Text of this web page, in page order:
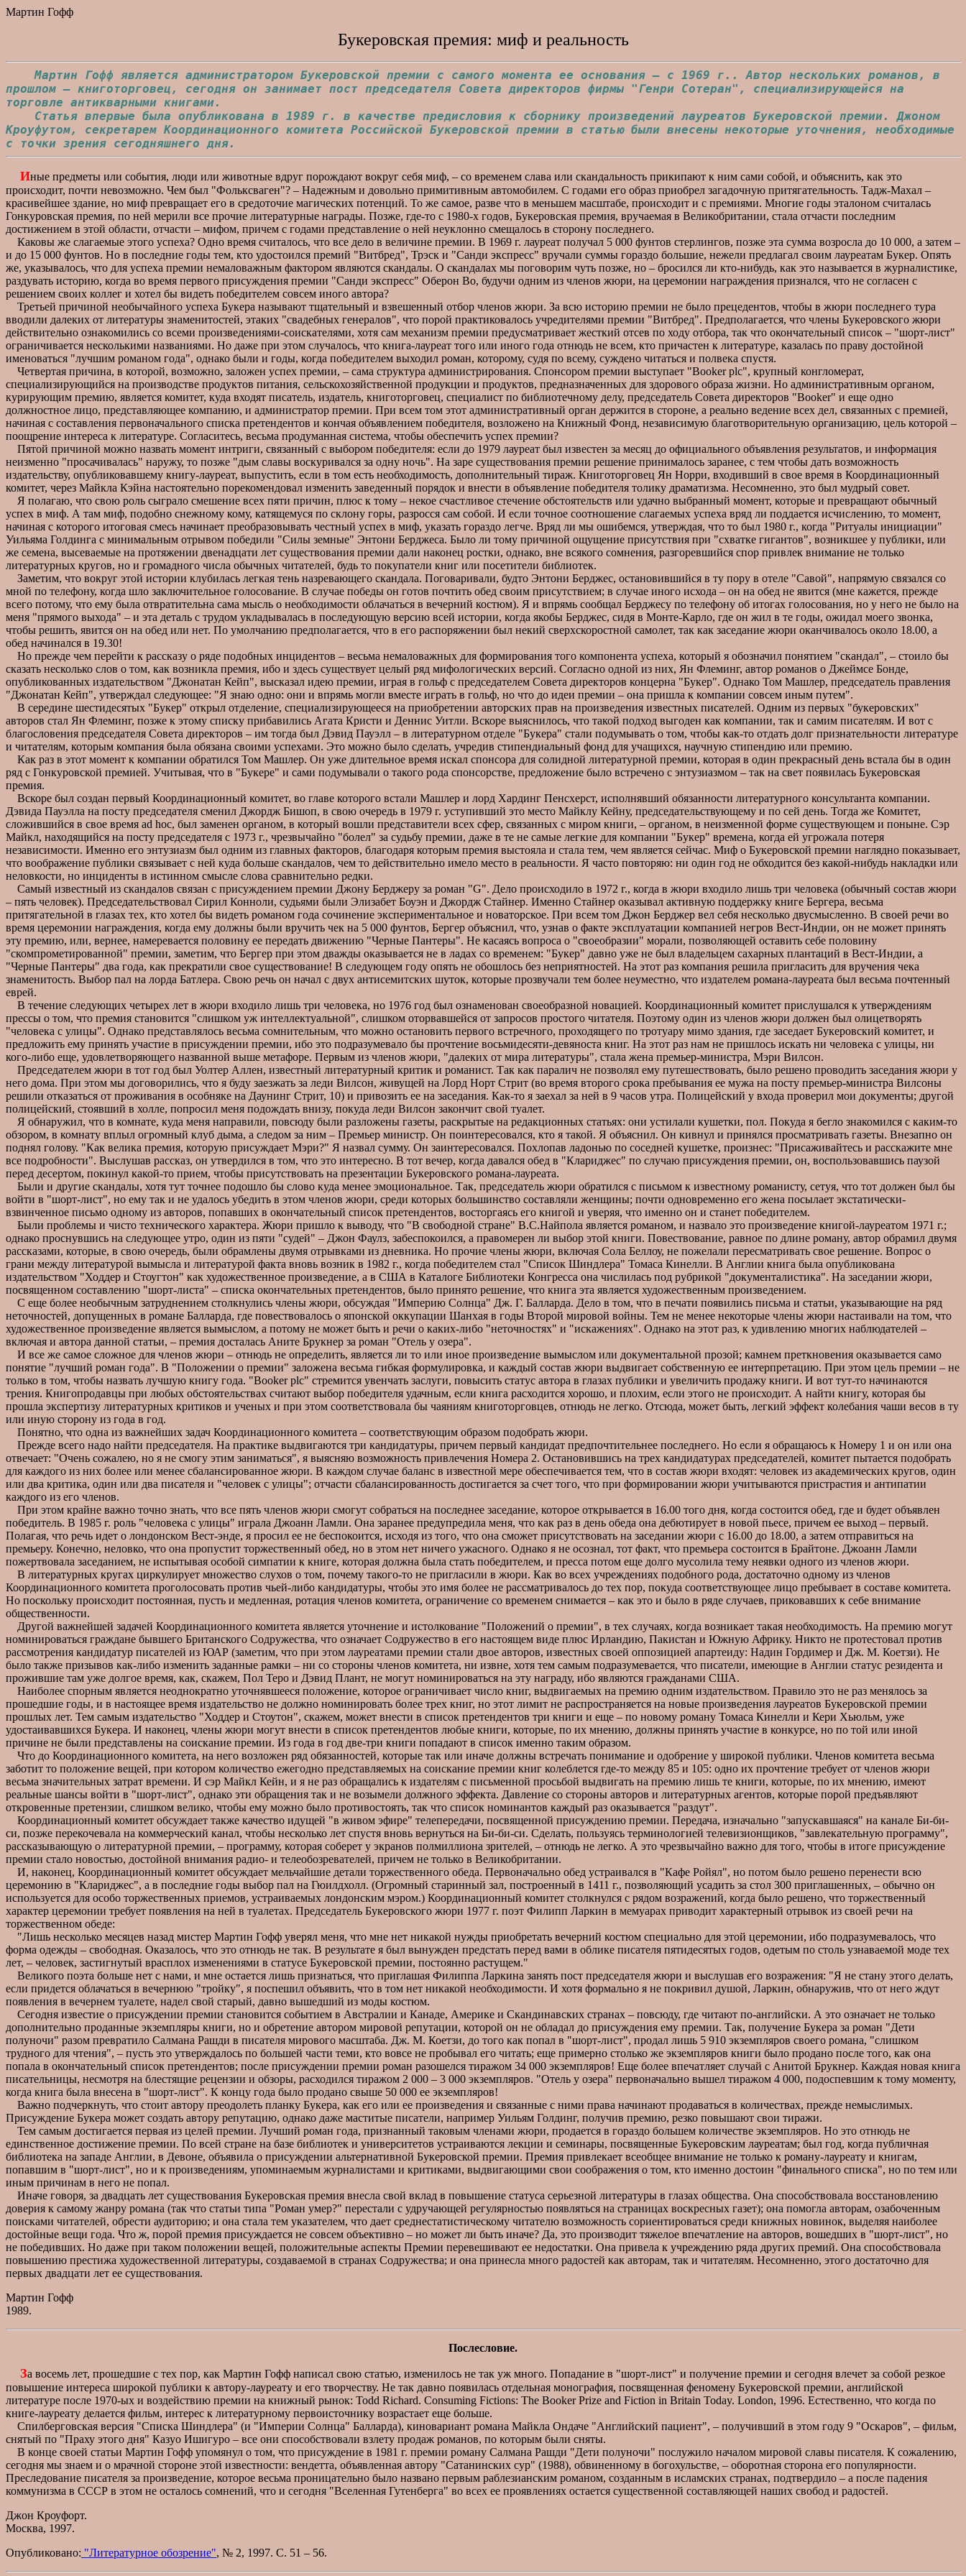
Мартин Гофф
Букеровская премия: миф и реальность
Мартин Гофф является администратором Букеровской премии с самого момента ее основания – с 1969 г.. Автор нескольких романов, в
прошлом – книготорговец, сегодня он занимает пост председателя Совета директоров фирмы "Генри Сотеран", специализирующейся на
торговле антикварными книгами.
Статья впервые была опубликована в 1989 г. в качестве предисловия к сборнику произведений лауреатов Букеровской премии. Джоном
Кроуфутом, секретарем Координационного комитета Российской Букеровской премии в статью были внесены некоторые уточнения, необходимые
с точки зрения сегодняшнего дня.
Иные предметы или события, люди или животные вдруг порождают вокруг себя миф, – со временем слава или скандальность прикипают к ним сами собой, и объяснить, как это
происходит, почти невозможно. Чем был "Фольксваген"? – Надежным и довольно примитивным автомобилем. С годами его образ приобрел загадочную притягательность. Тадж-Махал –
красивейшее здание, но миф превращает его в средоточие магических потенций. То же самое, разве что в меньшем масштабе, происходит и с премиями. Многие годы эталоном считалась
Гонкуровская премия, по ней мерили все прочие литературные награды. Позже, где-то с 1980-х годов, Букеровская премия, вручаемая в Великобритании, стала отчасти последним
достижением в этой области, отчасти – мифом, причем с годами представление о ней неуклонно смещалось в сторону последнего.
Каковы же слагаемые этого успеха? Одно время считалось, что все дело в величине премии. В 1969 г. лауреат получал 5 000 фунтов стерлингов, позже эта сумма возросла до 10 000, а затем –
и до 15 000 фунтов. Но в последние годы тем, кто удостоился премий "Витбред", Трэск и "Санди экспресс" вручали суммы гораздо большие, нежели предлагал своим лауреатам Букер. Опять
же, указывалось, что для успеха премии немаловажным фактором являются скандалы. О скандалах мы поговорим чуть позже, но – бросился ли кто-нибудь, как это называется в журналистике,
раздувать историю, когда во время первого присуждения премии "Санди экспресс" Оберон Во, будучи одним из членов жюри, на церемонии награждения признался, что не согласен с
решением своих коллег и хотел бы видеть победителем совсем иного автора?
Третьей причиной необычайного успеха Букера называют тщательный и взвешенный отбор членов жюри. За всю историю премии не было прецедентов, чтобы в жюри последнего тура
вводили далеких от литературы знаменитостей, этаких "свадебных генералов", что порой практиковалось учредителями премии "Витбред". Предполагается, что члены Букеровского жюри
действительно ознакомились со всеми произведениями-соискателями, хотя сам механизм премии предусматривает жесткий отсев по ходу отбора, так что окончательный список – "шорт-лист"
ограничивается несколькими названиями. Но даже при этом случалось, что книга-лауреат того или иного года отнюдь не всем, кто причастен к литературе, казалась по праву достойной
именоваться "лучшим романом года", однако были и годы, когда победителем выходил роман, которому, судя по всему, суждено читаться и полвека спустя.
Четвертая причина, в которой, возможно, заложен успех премии, – сама структура администрирования. Спонсором премии выступает "Booker plc", крупный конгломерат,
специализирующийся на производстве продуктов питания, сельскохозяйственной продукции и продуктов, предназначенных для здорового образа жизни. Но административным органом,
курирующим премию, является комитет, куда входят писатель, издатель, книготорговец, специалист по библиотечному делу, председатель Совета директоров "Booker" и еще одно
должностное лицо, представляющее компанию, и администратор премии. При всем том этот административный орган держится в стороне, а реально ведение всех дел, связанных с премией,
начиная с составления первоначального списка претендентов и кончая объявлением победителя, возложено на Книжный Фонд, независимую благотворительную организацию, цель которой –
поощрение интереса к литературе. Согласитесь, весьма продуманная система, чтобы обеспечить успех премии?
Пятой причиной можно назвать момент интриги, связанный с выбором победителя: если до 1979 лауреат был известен за месяц до официального объявления результатов, и информация
неизменно "просачивалась" наружу, то позже "дым славы воскуривался за одну ночь". На заре существования премии решение принималось заранее, с тем чтобы дать возможность
издательству, опубликовавшему книгу-лауреат, выпустить, если в том есть необходимость, дополнительный тираж. Книготорговец Ян Норри, входивший в свое время в Координационный
комитет, через Майкла Кэйна настоятельно порекомендовал изменить заведенный порядок и внести в объявление победителя толику драматизма. Несомненно, это был мудрый совет.
Я полагаю, что свою роль сыграло смешение всех пяти причин, плюс к тому – некое счастливое стечение обстоятельств или удачно выбранный момент, которые и превращают обычный
успех в миф. А там миф, подобно снежному кому, катящемуся по склону горы, разросся сам собой. И если точное соотношение слагаемых успеха вряд ли поддается исчислению, то момент,
начиная с которого итоговая смесь начинает преобразовывать честный успех в миф, указать гораздо легче. Вряд ли мы ошибемся, утверждая, что то был 1980 г., когда "Ритуалы инициации"
Уильяма Голдинга с минимальным отрывом победили "Силы земные" Энтони Берджеса. Было ли тому причиной ощущение присутствия при "схватке гигантов", возникшее у публики, или
же семена, высеваемые на протяжении двенадцати лет существования премии дали наконец ростки, однако, вне всякого сомнения, разгоревшийся спор привлек внимание не только
литературных кругов, но и громадного числа обычных читателей, будь то покупатели книг или посетители библиотек.
Заметим, что вокруг этой истории клубилась легкая тень назревающего скандала. Поговаривали, будто Энтони Берджес, остановившийся в ту пору в отеле "Савой", напрямую связался со
мной по телефону, когда шло заключительное голосование. В случае победы он готов почтить обед своим присутствием; в случае иного исхода – он на обед не явится (мне кажется, прежде
всего потому, что ему была отвратительна сама мысль о необходимости облачаться в вечерний костюм). Я и впрямь сообщал Берджесу по телефону об итогах голосования, но у него не было на
меня "прямого выхода" – и эта деталь с трудом укладывалась в последующую версию всей истории, когда якобы Берджес, сидя в Монте-Карло, где он жил в те годы, ожидал моего звонка,
чтобы решить, явится он на обед или нет. По умолчанию предполагается, что в его распоряжении был некий сверхскоростной самолет, так как заседание жюри оканчивалось около 18.00, а
обед начинался в 19.30!
Но прежде чем перейти к рассказу о ряде подобных инцидентов – весьма немаловажных для формирования того компонента успеха, который я обозначил понятием "скандал", – стоило бы
сказать несколько слов о том, как возникла премия, ибо и здесь существует целый ряд мифологических версий. Согласно одной из них, Ян Флеминг, автор романов о Джеймсе Бонде,
опубликованных издательством "Джонатан Кейп", высказал идею премии, играя в гольф с председателем Совета директоров концерна "Букер". Однако Том Машлер, председатель правления
"Джонатан Кейп", утверждал следующее: "Я знаю одно: они и впрямь могли вместе играть в гольф, но что до идеи премии – она пришла к компании совсем иным путем".
В середине шестидесятых "Букер" открыл отделение, специализирующееся на приобретении авторских прав на произведения известных писателей. Одним из первых "букеровских"
авторов стал Ян Флеминг, позже к этому списку прибавились Агата Кристи и Деннис Уитли. Вскоре выяснилось, что такой подход выгоден как компании, так и самим писателям. И вот с
благословения председателя Совета директоров – им тогда был Дэвид Пауэлл – в литературном отделе "Букера" стали подумывать о том, чтобы как-то отдать долг признательности литературе
и читателям, которым компания была обязана своими успехами. Это можно было сделать, учредив стипендиальный фонд для учащихся, научную стипендию или премию.
Как раз в этот момент к компании обратился Том Машлер. Он уже длительное время искал спонсора для солидной литературной премии, которая в один прекрасный день встала бы в один
ряд с Гонкуровской премией. Учитывая, что в "Букере" и сами подумывали о такого рода спонсорстве, предложение было встречено с энтузиазмом – так на свет появилась Букеровская
премия.
Вскоре был создан первый Координационный комитет, во главе которого встали Машлер и лорд Хардинг Пенсхерст, исполнявший обязанности литературного консультанта компании.
Дэвида Пауэлла на посту председателя сменил Джордж Бишоп, в свою очередь в 1979 г. уступивший это место Майклу Кейну, председательствующему и по сей день. Тогда же Комитет,
сложившийся в свое время ad hoc, был заменен органом, в который вошли представители всех сфер, связанных с миром книги, – органом, в неизменной форме существующем и поныне. Сэр
Майкл, находящийся на посту председателя с 1973 г., чрезвычайно "болел" за судьбу премии, даже в те не самые легкие для компании "Букер" времена, когда ей угрожала потеря
независимости. Именно его энтузиазм был одним из главных факторов, благодаря которым премия выстояла и стала тем, чем является сейчас. Миф о Букеровской премии наглядно показывает,
что воображение публики связывает с ней куда больше скандалов, чем то действительно имело место в реальности. Я часто повторяю: ни один год не обходится без какой-нибудь накладки или
неловкости, но инциденты в истинном смысле слова сравнительно редки.
Самый известный из скандалов связан с присуждением премии Джону Берджеру за роман "G". Дело происходило в 1972 г., когда в жюри входило лишь три человека (обычный состав жюри
– пять человек). Председательствовал Сирил Конноли, судьями были Элизабет Боуэн и Джордж Стайнер. Именно Стайнер оказывал активную поддержку книге Бергера, весьма
притягательной в глазах тех, кто хотел бы видеть романом года сочинение экспериментальное и новаторское. При всем том Джон Берджер вел себя несколько двусмысленно. В своей речи во
время церемонии награждения, когда ему должны были вручить чек на 5 000 фунтов, Бергер объяснил, что, узнав о факте эксплуатации компанией негров Вест-Индии, он не может принять
эту премию, или, вернее, намеревается половину ее передать движению "Черные Пантеры". Не касаясь вопроса о "своеобразии" морали, позволяющей оставить себе половину
"скомпрометированной" премии, заметим, что Бергер при этом дважды оказывается не в ладах со временем: "Букер" давно уже не был владельцем сахарных плантаций в Вест-Индии, а
"Черные Пантеры" два года, как прекратили свое существование! В следующем году опять не обошлось без неприятностей. На этот раз компания решила пригласить для вручения чека
знаменитость. Выбор пал на лорда Батлера. Свою речь он начал с двух антисемитских шуток, которые прозвучали тем более неуместно, что издателем романа-лауреата был весьма почтенный
еврей.
В течение следующих четырех лет в жюри входило лишь три человека, но 1976 год был ознаменован своеобразной новацией. Координационный комитет прислушался к утверждениям
прессы о том, что премия становится "слишком уж интеллектуальной", слишком оторвавшейся от запросов простого читателя. Поэтому один из членов жюри должен был олицетворять
"человека с улицы". Однако представлялось весьма сомнительным, что можно остановить первого встречного, проходящего по тротуару мимо здания, где заседает Букеровский комитет, и
предложить ему принять участие в присуждении премии, ибо это подразумевало бы прочтение восьмидесяти-девяноста книг. На этот раз нам не пришлось искать ни человека с улицы, ни
кого-либо еще, удовлетворяющего названной выше метафоре. Первым из членов жюри, "далеких от мира литературы", стала жена премьер-министра, Мэри Вилсон.
Председателем жюри в тот год был Уолтер Аллен, известный литературный критик и романист. Так как паралич не позволял ему путешествовать, было решено проводить заседания жюри у
него дома. При этом мы договорились, что я буду заезжать за леди Вилсон, живущей на Лорд Норт Стрит (во время второго срока пребывания ее мужа на посту премьер-министра Вилсоны
решили отказаться от проживания в особняке на Даунинг Стрит, 10) и привозить ее на заседания. Как-то я заехал за ней в 9 часов утра. Полицейский у входа проверил мои документы; другой
полицейский, стоявший в холле, попросил меня подождать внизу, покуда леди Вилсон закончит свой туалет.
Я обнаружил, что в комнате, куда меня направили, повсюду были разложены газеты, раскрытые на редакционных статьях: они устилали кушетки, пол. Покуда я бегло знакомился с каким-то
обзором, в комнату вплыл огромный клуб дыма, а следом за ним – Премьер министр. Он поинтересовался, кто я такой. Я объяснил. Он кивнул и принялся просматривать газеты. Внезапно он
поднял голову. "Как велика премия, которую присуждает Мэри?" Я назвал сумму. Он заинтересовался. Похлопав ладонью по соседней кушетке, произнес: "Присаживайтесь и расскажите мне
все подробности". Выслушав рассказ, он утвердился в том, что это интересно. В тот вечер, когда давался обед в "Клариджес" по случаю присуждения премии, он, воспользовавшись паузой
перед десертом, покинул какой-то прием, чтобы присутствовать на презентации Букеровского романа-лауреата.
Были и другие скандалы, хотя тут точнее подошло бы слово куда менее эмоциональное. Так, председатель жюри обратился с письмом к известному романисту, сетуя, что тот должен был бы
войти в "шорт-лист", но ему так и не удалось убедить в этом членов жюри, среди которых большинство составляли женщины; почти одновременно его жена посылает экстатически-
взвинченное письмо одному из авторов, попавших в окончательный список претендентов, восторгаясь его книгой и уверяя, что именно он и станет победителем.
Были проблемы и чисто технического характера. Жюри пришло к выводу, что "В свободной стране" В.С.Найпола является романом, и назвало это произведение книгой-лауреатом 1971 г.;
однако проснувшись на следующее утро, один из пяти "судей" – Джон Фаулз, забеспокоился, а правомерен ли выбор этой книги. Повествование, равное по длине роману, автор обрамил двумя
рассказами, которые, в свою очередь, были обрамлены двумя отрывками из дневника. Но прочие члены жюри, включая Сола Беллоу, не пожелали пересматривать свое решение. Вопрос о
грани между литературой вымысла и литературой факта вновь возник в 1982 г., когда победителем стал "Список Шиндлера" Томаса Кинелли. В Англии книга была опубликована
издательством "Ходдер и Стоугтон" как художественное произведение, а в США в Каталоге Библиотеки Конгресса она числилась под рубрикой "документалистика". На заседании жюри,
посвященном составлению "шорт-листа" – списка окончательных претендентов, было принято решение, что книга эта является художественным произведением.
С еще более необычным затруднением столкнулись члены жюри, обсуждая "Империю Солнца" Дж. Г. Балларда. Дело в том, что в печати появились письма и статьи, указывающие на ряд
неточностей, допущенных в романе Балларда, где повествовалось о японской оккупации Шанхая в годы Второй мировой войны. Тем не менее некоторые члены жюри настаивали на том, что
художественное произведение является вымыслом, а потому не может быть и речи о каких-либо "неточностях" и "искажениях". Однако на этот раз, к удивлению многих наблюдателей –
включая и автора данной статьи, – премия досталась Аните Брукнер за роман "Отель у озера".
И все же самое сложное для членов жюри – отнюдь не определить, является ли то или иное произведение вымыслом или документальной прозой; камнем преткновения оказывается само
понятие "лучший роман года". В "Положении о премии" заложена весьма гибкая формулировка, и каждый состав жюри выдвигает собственную ее интерпретацию. При этом цель премии – не
только в том, чтобы назвать лучшую книгу года. "Booker plc" стремится увенчать заслуги, повысить статус автора в глазах публики и увеличить продажу книги. И вот тут-то начинаются
трения. Книгопродавцы при любых обстоятельствах считают выбор победителя удачным, если книга расходится хорошо, и плохим, если этого не происходит. А найти книгу, которая бы
прошла экспертизу литературных критиков и ученых и при этом соответствовала бы чаяниям книготорговцев, отнюдь не легко. Отсюда, может быть, легкий эффект колебания чаши весов в ту
или иную сторону из года в год.
Понятно, что одна из важнейших задач Координационного комитета – соответствующим образом подобрать жюри.
Прежде всего надо найти председателя. На практике выдвигаются три кандидатуры, причем первый кандидат предпочтительнее последнего. Но если я обращаюсь к Номеру 1 и он или она
отвечает: "Очень сожалею, но я не смогу этим заниматься", я выясняю возможность привлечения Номера 2. Остановившись на трех кандидатурах председателей, комитет пытается подобрать
для каждого из них более или менее сбалансированное жюри. В каждом случае баланс в известной мере обеспечивается тем, что в состав жюри входят: человек из академических кругов, один
или два критика, один или два писателя и "человек с улицы"; отчасти сбалансированность достигается за счет того, что при формировании жюри учитываются пристрастия и антипатии
каждого из его членов.
При этом крайне важно точно знать, что все пять членов жюри смогут собраться на последнее заседание, которое открывается в 16.00 того дня, когда состоится обед, где и будет объявлен
победитель. В 1985 г. роль "человека с улицы" играла Джоанн Ламли. Она заранее предупредила меня, что как раз в день обеда она дебютирует в новой пьесе, причем ее выход – первый.
Полагая, что речь идет о лондонском Вест-энде, я просил ее не беспокоится, исходя из того, что она сможет присутствовать на заседании жюри с 16.00 до 18.00, а затем отправиться на
премьеру. Конечно, неловко, что она пропустит торжественный обед, но в этом нет ничего ужасного. Однако я не осознал, тот факт, что премьера состоится в Брайтоне. Джоанн Ламли
пожертвовала заседанием, не испытывая особой симпатии к книге, которая должна была стать победителем, и пресса потом еще долго мусолила тему неявки одного из членов жюри.
В литературных кругах циркулирует множество слухов о том, почему такого-то не пригласили в жюри. Как во всех учреждениях подобного рода, достаточно одному из членов
Координационного комитета проголосовать против чьей-либо кандидатуры, чтобы это имя более не рассматривалось до тех пор, покуда соответствующее лицо пребывает в составе комитета.
Но поскольку происходит постоянная, пусть и медленная, ротация членов комитета, ограничение со временем снимается – как это и было в ряде случаев, приковавших к себе внимание
общественности.
Другой важнейшей задачей Координационного комитета является уточнение и истолкование "Положений о премии", в тех случаях, когда возникает такая необходимость. На премию могут
номинироваться граждане бывшего Британского Содружества, что означает Содружество в его настоящем виде плюс Ирландию, Пакистан и Южную Африку. Никто не протестовал против
рассмотрения кандидатур писателей из ЮАР (заметим, что при этом лауреатами премии стали двое авторов, известных своей оппозицией апартеиду: Надин Гордимер и Дж. М. Коетзи). Не
было также призывов как-либо изменить заданные рамки – ни со стороны членов комитета, ни извне, хотя тем самым подразумевается, что писатели, имеющие в Англии статус резидента и
прожившие там уже долгое время, как, скажем, Пол Теро и Дэвид Плант, не могут номинироваться на эту награду, ибо являются гражданами США.
Наиболее спорным является неоднократно уточнявшееся положение, которое ограничивает число книг, выдвигаемых на премию одним издательством. Правило это не раз менялось за
прошедшие годы, и в настоящее время издательство не должно номинировать более трех книг, но этот лимит не распространяется на новые произведения лауреатов Букеровской премии
прошлых лет. Тем самым издательство "Ходдер и Стоутон", скажем, может внести в список претендентов три книги и еще – по новому роману Томаса Кинелли и Кери Хьюльм, уже
удостаивавшихся Букера. И наконец, члены жюри могут внести в список претендентов любые книги, которые, по их мнению, должны принять участие в конкурсе, но по той или иной
причине не были представлены на соискание премии. Из года в год две-три книги попадают в список именно таким образом.
Что до Координационного комитета, на него возложен ряд обязанностей, которые так или иначе должны встречать понимание и одобрение у широкой публики. Членов комитета весьма
заботит то положение вещей, при котором количество ежегодно представляемых на соискание премии книг колеблется где-то между 85 и 105: одно их прочтение требует от членов жюри
весьма значительных затрат времени. И сэр Майкл Кейн, и я не раз обращались к издателям с письменной просьбой выдвигать на премию лишь те книги, которые, по их мнению, имеют
реальные шансы войти в "шорт-лист", однако эти обращения так и не возымели должного эффекта. Давление со стороны авторов и литературных агентов, которые порой предъявляют
откровенные претензии, слишком велико, чтобы ему можно было противостоять, так что список номинантов каждый раз оказывается "раздут".
Координационный комитет обсуждает также качество идущей "в живом эфире" телепередачи, посвященной присуждению премии. Передача, изначально "запускавшаяся" на канале Би-би-
си, позже перекочевала на коммерческий канал, чтобы несколько лет спустя вновь вернуться на Би-би-си. Сделать, пользуясь терминологией телевизионщиков, "завлекательную программу",
рассказывающую о литературной премии, – программу, которая соберет у экранов полмиллиона зрителей, – отнюдь не легко. А это чрезвычайно важно для того, чтобы в итоге присуждение
премии стало новостью, достойной внимания радио- и телеобозревателей, причем не только в Великобритании.
И, наконец, Координационный комитет обсуждает мельчайшие детали торжественного обеда. Первоначально обед устраивался в "Кафе Ройял", но потом было решено перенести всю
церемонию в "Клариджес", а в последние годы выбор пал на Гюилдхолл. (Огромный старинный зал, построенный в 1411 г., позволяющий усадить за стол 300 приглашенных, – обычно он
используется для особо торжественных приемов, устраиваемых лондонским мэром.) Координационный комитет столкнулся с рядом возражений, когда было решено, что торжественный
характер церемонии требует появления на ней в туалетах. Председатель Букеровского жюри 1977 г. поэт Филипп Ларкин в мемуарах приводит характерный отрывок из своей речи на
торжественном обеде:
"Лишь несколько месяцев назад мистер Мартин Гофф уверял меня, что мне нет никакой нужды приобретать вечерний костюм специально для этой церемонии, ибо подразумевалось, что
форма одежды – свободная. Оказалось, что это отнюдь не так. В результате я был вынужден предстать перед вами в облике писателя пятидесятых годов, одетым по столь узнаваемой моде тех
лет, – человек, застигнутый врасплох изменениями в статусе Букеровской премии, постоянно растущем."
Великого поэта больше нет с нами, и мне остается лишь признаться, что приглашая Филиппа Ларкина занять пост председателя жюри и выслушав его возражения: "Я не стану этого делать,
если придется облачаться в вечернюю "тройку", я поспешил объявить, что в том нет никакой необходимости. И хотя формально я не покривил душой, Ларкин, обнаружив, что от него ждут
появления в вечернем туалете, надел свой старый, давно вышедший из моды костюм.
Сегодня известие о присуждении премии становится событием в Австралии и Канаде, Америке и Скандинавских странах – повсюду, где читают по-английски. А это означает не только
дополнительно проданные экземпляры книги, но и обретение автором мировой репутации, которой он не обладал до присуждения ему премии. Так, получение Букера за роман "Дети
полуночи" разом превратило Салмана Рашди в писателя мирового масштаба. Дж. М. Коетзи, до того как попал в "шорт-лист", продал лишь 5 910 экземпляров своего романа, "слишком
трудного для чтения", – пусть это утверждалось по большей части теми, кто вовсе не пробывал его читать; еще примерно столько же экземпляров книги было продано после того, как она
попала в окончательный список претендентов; после присуждении премии роман разошелся тиражом 34 000 экземпляров! Еще более впечатляет случай с Анитой Брукнер. Каждая новая книга
писательницы, несмотря на блестящие рецензии и обзоры, расходился тиражом 2 000 – 3 000 экземпляров. "Отель у озера" первоначально вышел тиражом 4 000, подоспевшим к тому моменту,
когда книга была внесена в "шорт-лист". К концу года было продано свыше 50 000 ее экземпляров!
Важно подчеркнуть, что стоит автору преодолеть планку Букера, как его или ее произведения и связанные с ними права начинают продаваться в количествах, прежде немыслимых.
Присуждение Букера может создать автору репутацию, однако даже маститые писатели, например Уильям Голдинг, получив премию, резко повышают свои тиражи.
Тем самым достигается первая из целей премии. Лучший роман года, признанный таковым членами жюри, продается в гораздо большем количестве экземпляров. Но это отнюдь не
единственное достижение премии. По всей стране на базе библиотек и университетов устраиваются лекции и семинары, посвященные Букеровским лауреатам; был год, когда публичная
библиотека на западе Англии, в Девоне, объявила о присуждении альтернативной Букеровской премии. Премия привлекает всеобщее внимание не только к роману-лауреату и книгам,
попавшим в "шорт-лист", но и к произведениям, упоминаемым журналистами и критиками, выдвигающими свои соображения о том, кто именно достоин "финального списка", но по тем или
иным причинам в него не попал.
Иначе говоря, за двадцать лет существования Букеровская премия внесла свой вклад в повышение статуса серьезной литературы в глазах общества. Она способствовала восстановлению
доверия к самому жанру романа (так что статьи типа "Роман умер?" перестали с удручающей регулярностью появляться на страницах воскресных газет); она помогла авторам, озабоченным
поисками читателей, обрести аудиторию; и она стала тем указателем, что дает среднестатистическому читателю возможность сориентироваться среди книжных новинок, выделяя наиболее
достойные вещи года. Что ж, порой премия присуждается не совсем объективно – но может ли быть иначе? Да, это производит тяжелое впечатление на авторов, вошедших в "шорт-лист", но
не победивших. Но даже при таком положении вещей, положительные аспекты Премии перевешивают ее недостатки. Она привела к учреждению ряда других премий. Она способствовала
повышению престижа художественной литературы, создаваемой в странах Содружества; и она принесла много радостей как авторам, так и читателям. Несомненно, этого достаточно для
первых двадцати лет ее существования.
Мартин Гофф
1989.
Послесловие.
За восемь лет, прошедшие с тех пор, как Мартин Гофф написал свою статью, изменилось не так уж много. Попадание в "шорт-лист" и получение премии и сегодня влечет за собой резкое
повышение интереса широкой публики к автору-лауреату и его творчеству. Не так давно появилась отдельная монография, посвященная феномену Букеровской премии, английской
литературе после 1970-ых и воздействию премии на книжный рынок: Todd Richard. Consuming Fictions: The Booker Prize and Fiction in Britain Today. London, 1996. Естественно, что когда по
книге-лауреату делается фильм, интерес к литературному первоисточнику возрастает еще больше.
Спилберговская версия "Списка Шиндлера" (и "Империи Солнца" Балларда), киновариант романа Майкла Ондаче "Английский пациент", – получивший в этом году 9 "Оскаров", – фильм,
снятый по "Праху этого дня" Казуо Ишигуро – все они способствовали взлету продаж романов, по которым были сняты.
В конце своей статьи Мартин Гофф упомянул о том, что присуждение в 1981 г. премии роману Салмана Рашди "Дети полуночи" послужило началом мировой славы писателя. К сожалению,
сегодня мы знаем и о мрачной стороне этой известности: вендетта, объявленная автору "Сатанинских сур" (1988), обвиненному в богохульстве, – оборотная сторона его популярности.
Преследование писателя за произведение, которое весьма проницательно было названо первым раблезианским романом, созданным в исламских странах, подтвердило – а после падения
коммунизма в СССР в этом не осталось сомнений, что и сегодня "Вселенная Гутенберга" во всех ее проявлениях остается существенной составляющей наших свобод и радостей.
Джон Кроуфорт.
Москва, 1997.
Опубликовано: "Литературное обозрение", № 2, 1997. С. 51 – 56.